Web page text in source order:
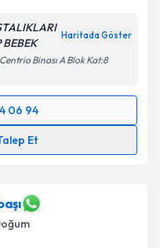
Haritada Göster
Binası A Blok Kat:8
06 94
Et
ile bilgilendireceğiz.